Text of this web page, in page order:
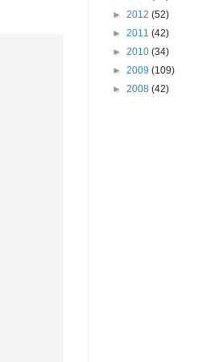
► 2012 (52)
► 2011 (42)
► 2010 (34)
► 2009 (109)
► 2008 (42)